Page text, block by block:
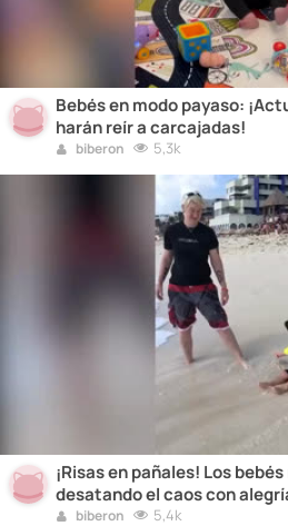
Bebés en modo payaso:
harán reír a carcajadas!
biberon 5,3k
¡Risas en pañales! Los
desatando el caos con
biberon 5,4k